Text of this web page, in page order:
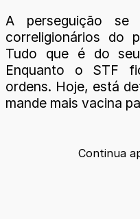
A perseguição
correligionários do
Tudo que é do
Enquanto o STF
ordens. Hoje, está
mande mais vacina
Continua